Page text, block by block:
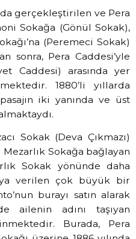
gerçekleştirilen ve Pera
Sokağa (Gönül Sokak),
(Peremeci Sokak)
sonra, Pera Caddesi’yle
Caddesi) arasında yer
1880’li yıllarda
iki yanında ve üst
Sokak (Deva Çıkmazı)
Mezarlık Sokağa bağlayan
Sokak yönünde daha
verilen çok büyük bir
burayı satın alarak
ailenin adını taşıyan
Burada, Pera